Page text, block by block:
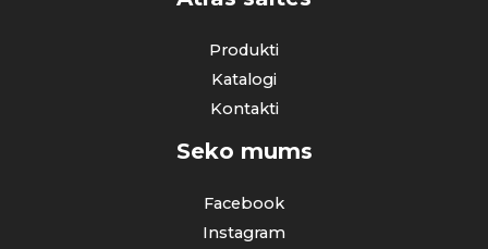
Produkti
Katalogi
Kontakti
Seko mums
Facebook
Instagram